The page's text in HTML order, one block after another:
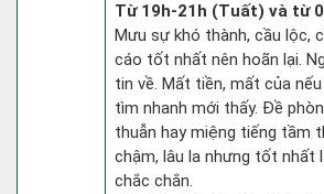
Từ 19h-21h (Tuất) và từ
Mưu sự khó thành, cầu lộc,
cáo tốt nhất nên hoãn lại.
tin về. Mất tiền, mất của
tìm nhanh mới thấy. Đề
thuẫn hay miệng tiếng tầm
chậm, lâu la nhưng tốt nhất
chắc chắn.